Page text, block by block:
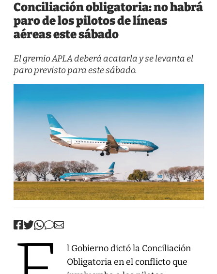
Conciliación obligatoria: no habrá
paro de los pilotos de líneas
aéreas este sábado
El gremio APLA deberá acatarla y se levanta el
paro previsto para este sábado.
l Gobierno dictó la Conciliación
Obligatoria en el conflicto que